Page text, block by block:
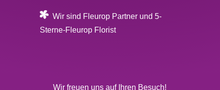
Wir sind Fleurop Partner und 5-
Sterne-Fleurop Florist
Wir freuen uns auf Ihren Besuch!